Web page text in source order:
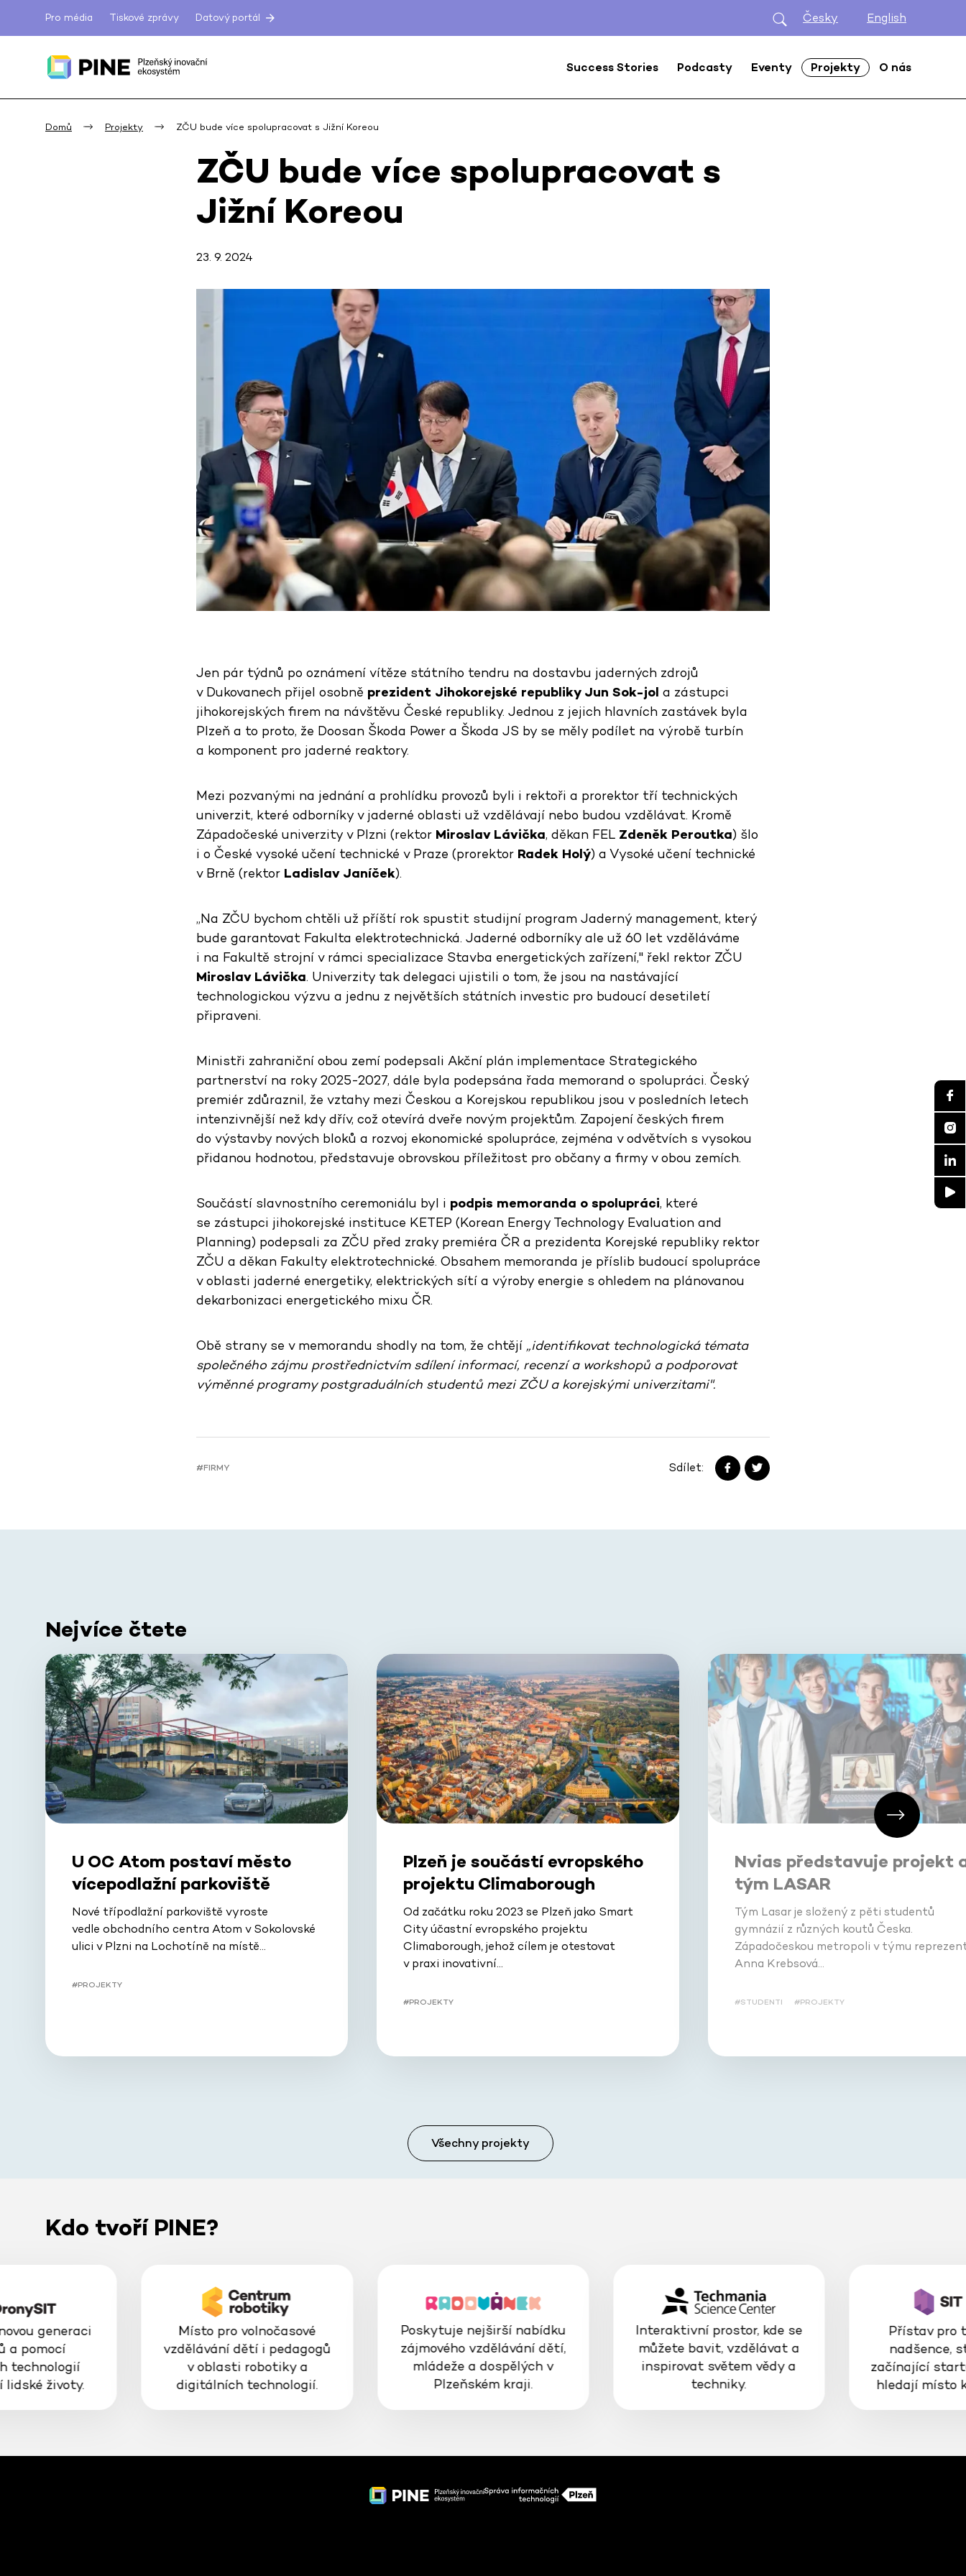
Pro média Tiskové zprávy Datový portál Česky English
Success Stories Podcasty Eventy Projekty O nás
Domů Projekty ZČU bude více spolupracovat s Jižní Koreou
ZČU bude více spolupracovat s
Jižní Koreou
23. 9. 2024
Jen pár týdnů po oznámení vítěze státního tendru na dostavbu jaderných zdrojů
v Dukovanech přijel osobně prezident Jihokorejské republiky Jun Sok-jol a zástupci
jihokorejských firem na návštěvu České republiky. Jednou z jejich hlavních zastávek byla
Plzeň a to proto, že Doosan Škoda Power a Škoda JS by se měly podílet na výrobě turbín
a komponent pro jaderné reaktory.
Mezi pozvanými na jednání a prohlídku provozů byli i rektoři a prorektor tří technických
univerzit, které odborníky v jaderné oblasti už vzdělávají nebo budou vzdělávat. Kromě
Západočeské univerzity v Plzni (rektor Miroslav Lávička, děkan FEL Zdeněk Peroutka) šlo
i o České vysoké učení technické v Praze (prorektor Radek Holý) a Vysoké učení technické
v Brně (rektor Ladislav Janíček).
„Na ZČU bychom chtěli už příští rok spustit studijní program Jaderný management, který
bude garantovat Fakulta elektrotechnická. Jaderné odborníky ale už 60 let vzděláváme
i na Fakultě strojní v rámci specializace Stavba energetických zařízení," řekl rektor ZČU
Miroslav Lávička. Univerzity tak delegaci ujistili o tom, že jsou na nastávající
technologickou výzvu a jednu z největších státních investic pro budoucí desetiletí
připraveni.
Ministři zahraniční obou zemí podepsali Akční plán implementace Strategického
partnerství na roky 2025-2027, dále byla podepsána řada memorand o spolupráci. Český
premiér zdůraznil, že vztahy mezi Českou a Korejskou republikou jsou v posledních letech
intenzivnější než kdy dřív, což otevírá dveře novým projektům. Zapojení českých firem
do výstavby nových bloků a rozvoj ekonomické spolupráce, zejména v odvětvích s vysokou
přidanou hodnotou, představuje obrovskou příležitost pro občany a firmy v obou zemích.
Součástí slavnostního ceremoniálu byl i podpis memoranda o spolupráci, které
se zástupci jihokorejské instituce KETEP (Korean Energy Technology Evaluation and
Planning) podepsali za ZČU před zraky premiéra ČR a prezidenta Korejské republiky rektor
ZČU a děkan Fakulty elektrotechnické. Obsahem memoranda je příslib budoucí spolupráce
v oblasti jaderné energetiky, elektrických sítí a výroby energie s ohledem na plánovanou
dekarbonizaci energetického mixu ČR.
Obě strany se v memorandu shodly na tom, že chtějí„identifikovat technologická témata
společného zájmu prostřednictvím sdílení informací, recenzí a workshopů a podporovat
výměnné programy postgraduálních studentů mezi ZČU a korejskými univerzitami".
#FIRMY Sdílet:
Nejvíce čtete
U OC Atom postaví město
vícepodlažní parkoviště
Nové třípodlažní parkoviště vyroste
vedle obchodního centra Atom v Sokolovské
ulici v Plzni na Lochotíně na místě…
#PROJEKTY
Plzeň je součástí evropského
projektu Climaborough
Od začátku roku 2023 se Plzeň jako Smart
City účastní evropského projektu
Climaborough, jehož cílem je otestovat
v praxi inovativní…
#PROJEKTY
Nvias představuje projekt
tým LASAR
Tým Lasar je složený z pěti studentů
gymnázií z různých koutů Česka.
Západočeskou metropoli v týmu
Anna Krebsová…
#STUDENTI #PROJEKTY
Všechny projekty
Kdo tvoří PINE?
generaci
a pomocí
technologií
lidské životy.
Místo pro volnočasové
vzdělávání dětí i pedagogů
v oblasti robotiky a
digitálních technologií.
Poskytuje nejširší nabídku
zájmového vzdělávání dětí,
mládeže a dospělých v
Plzeňském kraji.
Interaktivní prostor, kde se
můžete bavit, vzdělávat a
inspirovat světem vědy a
techniky.
Přístav pro
nadšence,
začínající
hledají místo